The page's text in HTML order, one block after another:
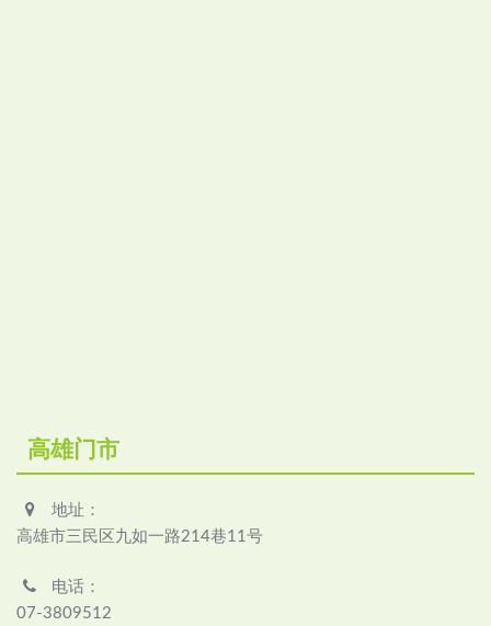
高雄门市
地址：
高雄市三民区九如一路214巷11号
电话：
07-3809512